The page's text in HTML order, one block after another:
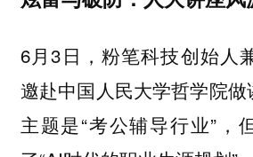
6月3日，粉笔科技创始人
邀赴中国人民大学哲学院
主题是“考公辅导行业”，